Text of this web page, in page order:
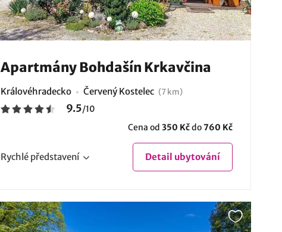
Apartmány Bohdašín Krkavčina
Královéhradecko Červený Kostelec (7 km)
9.5/10
Cena od 350 Kčdo760 Kč
Rychlé představení Detail ubytování